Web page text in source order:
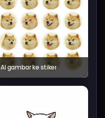
AI gambar ke stiker